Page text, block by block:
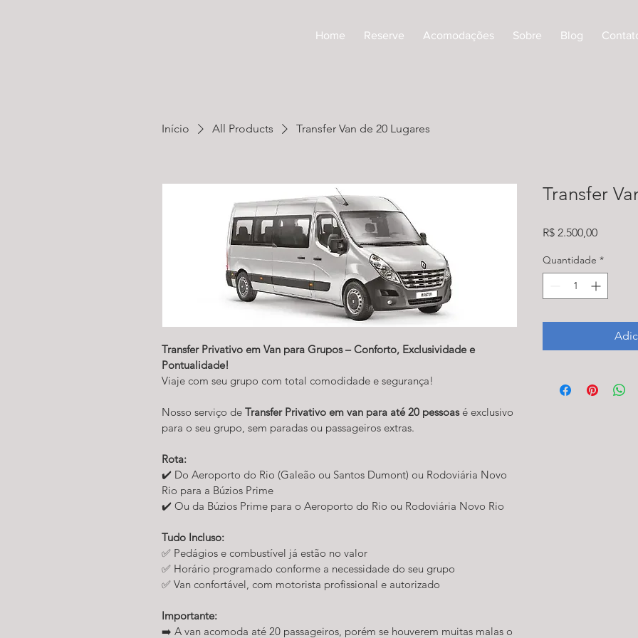
Home Reserve Acomodações Sobre Blog
Início All Products Transfer Van de 20 Lugares
Transfer Privativo em Van para Grupos – Conforto, Exclusividade e
Pontualidade!
Viaje com seu grupo com total comodidade e segurança!
Nosso serviço de Transfer Privativo em van para até 20 pessoas é exclusivo
para o seu grupo, sem paradas ou passageiros extras.
Rota:
✔️ Do Aeroporto do Rio (Galeão ou Santos Dumont) ou Rodoviária Novo
Rio para a Búzios Prime
✔️ Ou da Búzios Prime para o Aeroporto do Rio ou Rodoviária Novo Rio
Tudo Incluso:
✅ Pedágios e combustível já estão no valor
✅ Horário programado conforme a necessidade do seu grupo
✅ Van confortável, com motorista profissional e autorizado
Importante:
➡️ A van acomoda até 20 passageiros, porém se houverem muitas malas o
Transfer
R$ 2.500,00Preço
Quantidade *